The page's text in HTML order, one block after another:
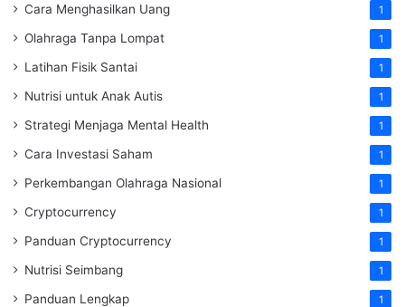
Cara Menghasilkan Uang 1
Olahraga Tanpa Lompat 1
Latihan Fisik Santai 1
Nutrisi untuk Anak Autis 1
Strategi Menjaga Mental Health 1
Cara Investasi Saham 1
Perkembangan Olahraga Nasional 1
Cryptocurrency 1
Panduan Cryptocurrency 1
Nutrisi Seimbang 1
Panduan Lengkap 1